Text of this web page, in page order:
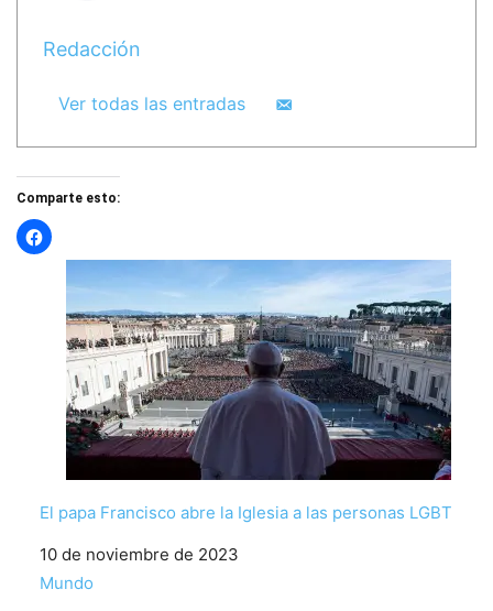
Redacción
Ver todas las entradas
Comparte esto:
El papa Francisco abre la Iglesia a las personas LGBT
Fecha
10 de noviembre de 2023
Respecto a
Mundo